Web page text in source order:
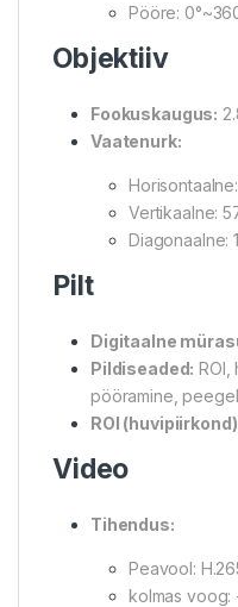
Pööre:
Objektiiv
Fookuskaugus:
Vaatenurk:
Vertikaalne:
Diagonaalne:
Pilt
Digitaalne
Pildiseaded: ROI,
pööramine,
ROI
Video
Tihendus:
Peavool:
kolmas voog: